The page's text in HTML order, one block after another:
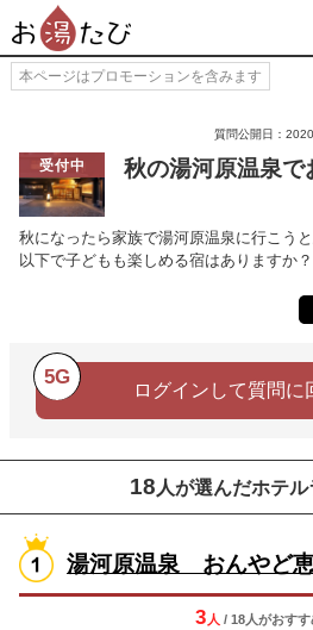
本ページはプロモーションを含みます
質問公開日：
受付中 秋の湯河原温泉で
秋になったら家族で湯河原温泉に行こう
以下で子どもも楽しめる宿はありますか？
5G
ログインして質問に
18 人が選んだホテ
湯河原温泉 おんやど
3 人 / 18人がおすす